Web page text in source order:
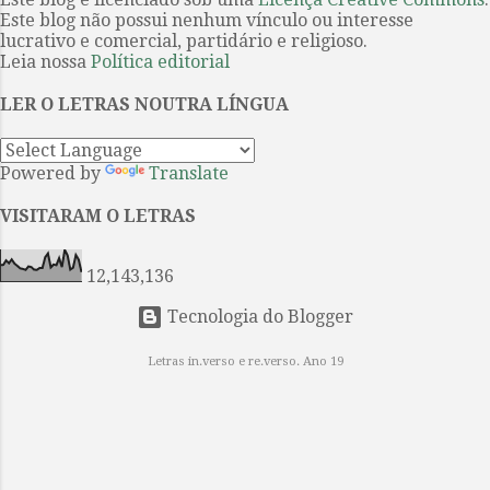
mítica, mitológica e fundacional —
por meio da sequência narrativa,
fórmulas que reiteram a posição e a
função de cada personagem e de
cada intercâmbio ritual. Aquiles é
“o de pés velozes”, Odisseu é
“ardiloso”. O primeiro é treinado
para a estratégia e a retórica.
Ambos lutam em ...
Este blog não possui nenhum vínculo ou interesse
lucrativo e comercial, partidário e religioso.
Leia nossa Política editorial
LER O LETRAS NOUTRA LÍNGUA
Powered by Translate
VISITARAM O LETRAS
12,143,136
Tecnologia do Blogger
Letras in.verso e re.verso. Ano 19